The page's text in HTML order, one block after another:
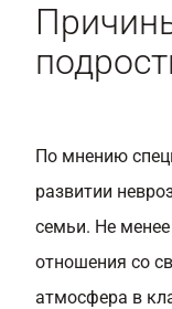
По мнению
развитии
семьи. Не
отношения со
атмосфера в